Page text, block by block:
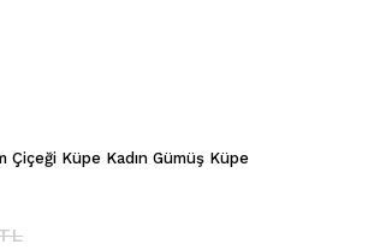
Çiçeği Küpe Kadın Gümüş Küpe